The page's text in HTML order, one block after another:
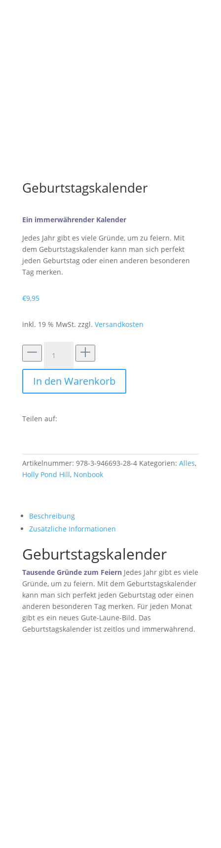
Geburtstagskalender
Ein immerwährender Kalender
Jedes Jahr gibt es viele Gründe, um zu feiern. Mit
dem Geburtstagskalender kann man sich perfekt
jeden Geburtstag oder einen anderen besonderen
Tag merken.
€9,95
inkl. 19 % MwSt. zzgl. Versandkosten
Geburtstagskalender
Menge
In den Warenkorb
Teilen auf:
Artikelnummer: 978-3-946693-28-4 Kategorien: Alles,
Holly Pond Hill, Nonbook
Beschreibung
Zusätzliche Informationen
Geburtstagskalender
Tausende Gründe zum Feiern Jedes Jahr gibt es viele
Gründe, um zu feiern. Mit dem Geburtstagskalender
kann man sich perfekt jeden Geburtstag oder einen
anderen besonderen Tag merken. Für jeden Monat
gibt es ein neues Gute-Laune-Bild. Das
Geburtstagskalender ist zeitlos und immerwährend.